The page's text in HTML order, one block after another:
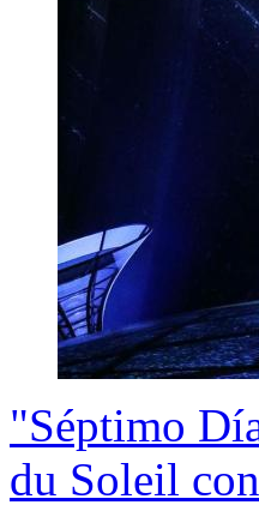
"Séptimo
du Soleil